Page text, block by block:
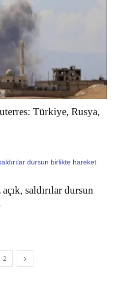
Türkiye, Rusya,
saldırılar dursun
2